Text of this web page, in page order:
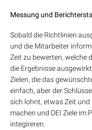
Messung und
Sobald die Richtlinien
und die Mitarbeiter
Zeit zu bewerten, welche
die Ergebnisse
Zielen, die das
einfach, aber der
sich lohnt, etwas Zeit und
machen und DEI Ziele im
integireren.